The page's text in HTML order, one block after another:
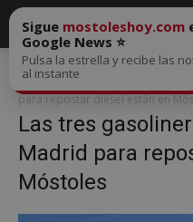
Inicio
Las tres gasolineras
diésel están en Móstoles
para repostar diésel están en
Las tres
Madrid para
Móstoles
Sigue mostoleshoy.com
Google News ⭐
Pulsa la estrella y recibe las
al instante